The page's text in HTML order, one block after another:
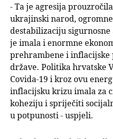
- Ta je agresija
ukrajinski narod,
destabilizaciju
je imala i enormne
prehrambene i inflacijske
države. Politika hrvatske
Covida-19 i kroz ovu
inflacijsku krizu imala za
koheziju i spriječiti
u potpunosti - uspjeli.